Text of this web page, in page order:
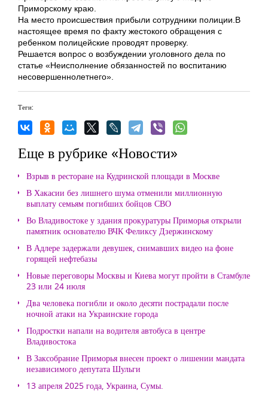
Приморскому краю.
На место происшествия прибыли сотрудники полиции.В
настоящее время по факту жестокого обращения с
ребенком полицейские проводят проверку.
Решается вопрос о возбуждении уголовного дела по
статье «Неисполнение обязанностей по воспитанию
несовершеннолетнего».
Теги:
Еще в рубрике «Новости»
Взрыв в ресторане на Кудринской площади в Москве
В Хакасии без лишнего шума отменили миллионную
выплату семьям погибших бойцов СВО
Во Владивостоке у здания прокуратуры Приморья открыли
памятник основателю ВЧК Феликсу Дзержинскому
В Адлере задержали девушек, снимавших видео на фоне
горящей нефтебазы
Новые переговоры Москвы и Киева могут пройти в Стамбуле
23 или 24 июля
Два человека погибли и около десяти пострадали после
ночной атаки на Украинские города
Подростки напали на водителя автобуса в центре
Владивостока
В Заксобрание Приморья внесен проект о лишении мандата
независимого депутата Шульги
13 апреля 2025 года, Украина, Сумы.